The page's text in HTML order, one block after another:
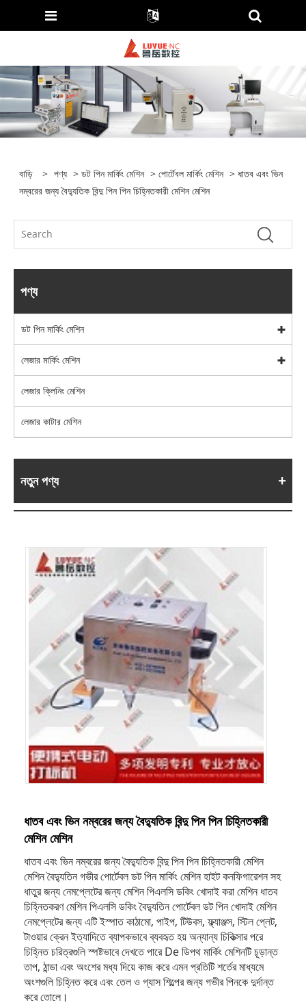
বাড়ি > পণ্য >ডট পিন মার্কিং মেশিন >পোর্টেবল মার্কিং মেশিন > ধাতব এবং ভিন
নম্বরের জন্য বৈদ্যুতিক বিন্দু পিন পিন চিহ্নিতকারী মেশিন মেশিন
পণ্য
ডট পিন মার্কিং মেশিন
লেজার মার্কিং মেশিন
লেজার ক্লিনিং মেশিন
লেজার কাটার মেশিন
নতুন পণ্য
ধাতব এবং ভিন নম্বরের জন্য বৈদ্যুতিক বিন্দু পিন পিন চিহ্নিতকারী
মেশিন মেশিন
ধাতব এবং ভিন নম্বরের জন্য বৈদ্যুতিক বিন্দু পিন পিন চিহ্নিতকারী মেশিন
মেশিন বৈদ্যুতিন গভীর পোর্টেবল ডট পিন মার্কিং মেশিন হাইট কনফিগারেশন সহ
ধাতুর জন্য নেমপ্লেটের জন্য মেশিন পিএলসি ডকিং খোদাই করা মেশিন ধাতব
চিহ্নিতকরণ মেশিন পিএলসি ডকিং বৈদ্যুতিন পোর্টেবল ডট পিন খোদাই মেশিন
নেমপ্লেটের জন্য এটি ইস্পাত কাঠামো, পাইপ, টিউবস, ফ্ল্যাঞ্জস, স্টিল প্লেট,
টাওয়ার ক্রেন ইত্যাদিতে ব্যাপকভাবে ব্যবহৃত হয় অন্যান্য চিকিত্সার পরে
চিহ্নিত চরিত্রগুলি স্পষ্টভাবে দেখতে পারে De ডিপথ মার্কিং মেশিনটি চূড়ান্ত
তাপ, ঠান্ডা এবং অংশের মধ্য দিয়ে কাজ করে এমন প্রতিটি শর্তের মাধ্যমে
অংশগুলি চিহ্নিত করে এবং তেল ও গ্যাস শিল্পের জন্য গভীর পিনকে দুর্দান্ত
করে তোলে।